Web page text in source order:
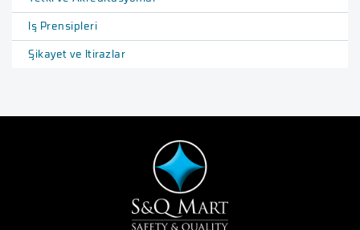
İş Prensipleri
Şikayet ve İtirazlar